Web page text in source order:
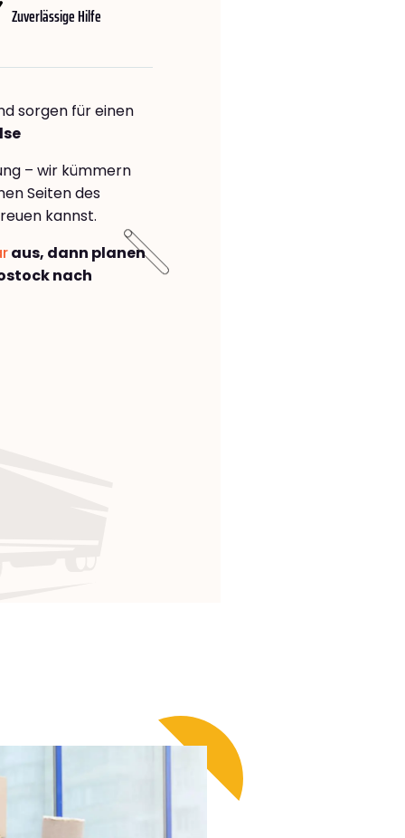
Zuverlässige Hilfe
sorgen für einen
– wir kümmern
Seiten des
kannst.
aus, dann planen
nach